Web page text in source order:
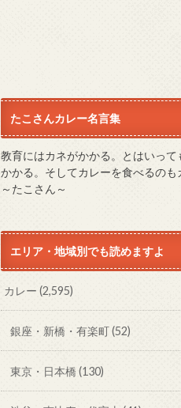
たこさんカレー名言集
教育にはカネがかかる。とはいって
かかる。そしてカレーを食べるのも
～たこさん～
エリア・地域別でも読めますよ
カレー(2,595)
銀座・新橋・有楽町(52)
東京・日本橋 (130)